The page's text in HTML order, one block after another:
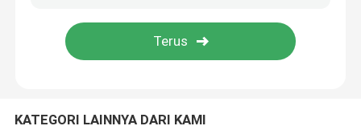
Pipa Baja Karbon
KATEGORI LAINNYA DARI KAMI